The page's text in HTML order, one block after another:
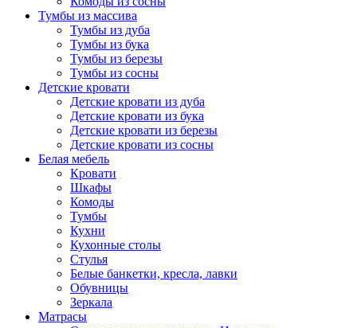
Тумбы из массива
Тумбы из дуба
Тумбы из бука
Тумбы из березы
Тумбы из сосны
Детские кровати
Детские кровати из дуба
Детские кровати из бука
Детские кровати из березы
Детские кровати из сосны
Белая мебель
Кровати
Шкафы
Комоды
Тумбы
Кухни
Кухонные столы
Стулья
Белые банкетки, кресла, лавки
Обувницы
Зеркала
Матрасы